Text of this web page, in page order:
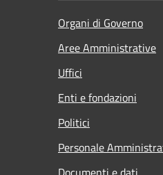
Organi di Governo
Aree Amministrative
Uffici
Enti e fondazioni
Politici
Personale